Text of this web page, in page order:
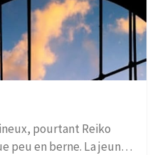
pourtant Reiko
peu en berne. La jeune